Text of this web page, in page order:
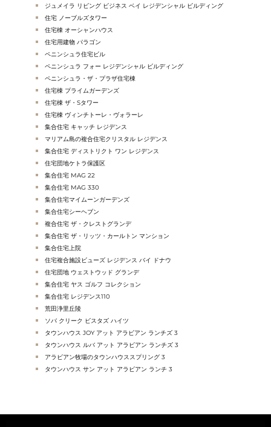
ジュメイラ リビング ビジネス ベイ レジデンシャル ビルディング
住宅 ノーブルズタワー
住宅棟 オーシャンハウス
住宅用建物 パラゴン
ペニンシュラ住宅ビル
ペニンシュラ フォー レジデンシャル ビルディング
ペニンシュラ・ザ・プラザ住宅棟
住宅棟 プライムガーデンズ
住宅棟 ザ・Sタワー
住宅棟 ヴィンチトーレ・ヴォラーレ
集合住宅 キャッチ レジデンス
マリアム島の複合住宅クリスタル レジデンス
集合住宅 ディストリクト ワン レジデンス
住宅団地ケトラ保護区
集合住宅 MAG 22
集合住宅 MAG 330
集合住宅マイムーンガーデンズ
集合住宅シーヘブン
複合住宅 ザ・クレストグランデ
集合住宅 ザ・リッツ・カールトン マンション
集合住宅上院
住宅複合施設ビューズ レジデンス バイ ドナウ
住宅団地 ウェストウッド グランデ
集合住宅 ヤス ゴルフ コレクション
集合住宅 レジデンス110
荒田浄里丘陵
ソバ クリーク ビスタズ ハイツ
タウンハウス JOY アット アラビアン ランチズ 3
タウンハウス ルバ アット アラビアン ランチズ 3
アラビアン牧場のタウンハウススプリング 3
タウンハウス サン アット アラビアン ランチ 3